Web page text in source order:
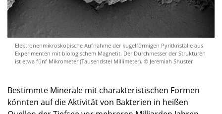
Elektronenmikroskopische Aufnahme der kugelförmigen Pyritkristalle aus
Experimenten mit biologischem Magnetit. Der Durchmesser der Strukturen
ist etwa fünf Mikrometer (Tausendstel Millimeter). © Jeremiah Shuster
Bestimmte Minerale mit charakteristischen Formen
könnten auf die Aktivität von Bakterien in heißen